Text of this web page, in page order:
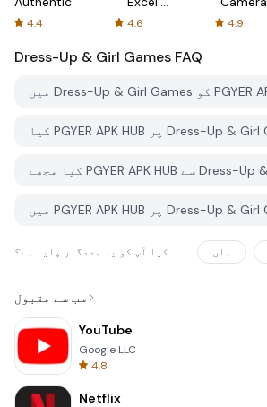
4.4
Spreadsheets
4.6 4.9
Dress-Up & Girl Games FAQ
کیا آپ کو یہ مددگار پایا ہے؟ ہاں
سب سے مقبول
YouTube
Google LLC
4.8
Netflix